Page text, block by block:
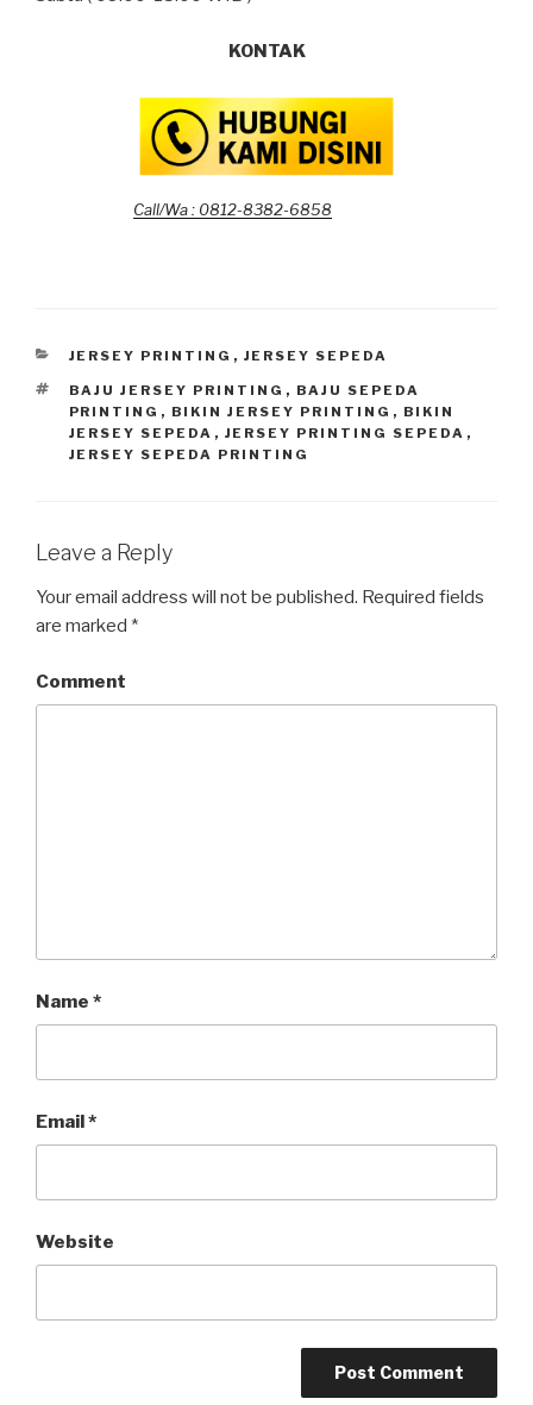
KONTAK
Call/Wa : 0812-8382-6858
CATEGORIES
JERSEY PRINTING , JERSEY SEPEDA
TAGS
BAJU JERSEY PRINTING , BAJU SEPEDA
PRINTING , BIKIN JERSEY PRINTING , BIKIN
JERSEY SEPEDA , JERSEY PRINTING SEPEDA ,
JERSEY SEPEDA PRINTING
Leave a Reply
Your email address will not be published. Required fields
are marked *
Comment
Name *
Email*
Website